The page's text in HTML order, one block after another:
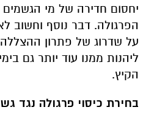
יחסום חדירה של מי
הפרגולה. דבר נוסף וחשוב
על שדרוג של פתרון ההצללה
ליהנות ממנו עוד יותר גם
הקיץ.
בחירת כיסוי פרגולה נגד